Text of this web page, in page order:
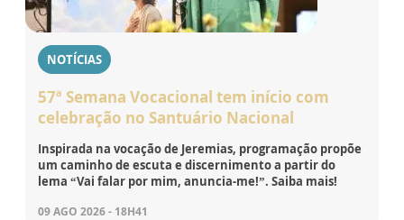
NOTÍCIAS
57ª Semana Vocacional tem início com
celebração no Santuário Nacional
Inspirada na vocação de Jeremias, programação propõe
um caminho de escuta e discernimento a partir do
lema “Vai falar por mim, anuncia-me!”. Saiba mais!
09 AGO 2026 - 18H41